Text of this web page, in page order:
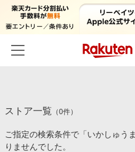
カテゴリー一覧
百貨店・総合ECモール
イベント一覧
ストア一覧 （0件）
ご指定の検索条件で「いかしゅう
りませんでした。